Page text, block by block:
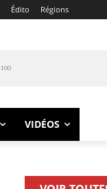
Édito Régions
VIDÉOS